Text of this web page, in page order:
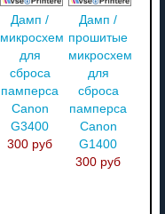
Дамп /
микросхемы
для
сброса
памперса
Canon
G3400
300 руб
Дамп /
прошитые
микросхемы
для
сброса
памперса
Canon
G1400
300 руб